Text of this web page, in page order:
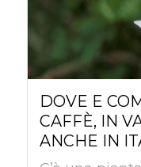
DOVE E
CAFFÈ, IN
ANCHE IN